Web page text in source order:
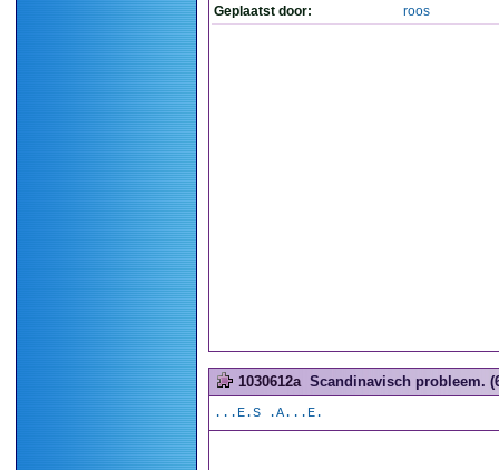
Geplaatst door: roos
1030612a Scandinavisch probleem.
...E.S .A...E.